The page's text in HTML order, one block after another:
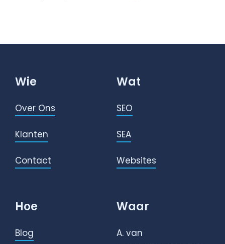
Wie
Over Ons
Klanten
Contact
Wat
SEO
SEA
Websites
Hoe
Blog
Waar
A. van